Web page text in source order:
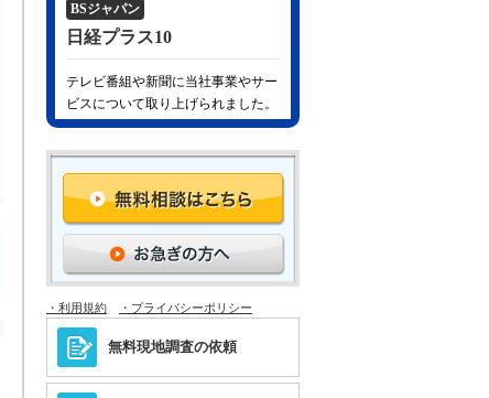
BSジャパン
日経プラス10
テレビ番組や新聞に当社事業やサー
ビスについて取り上げられました。
・利用規約 ・プライバシーポリシー
無料現地調査の依頼